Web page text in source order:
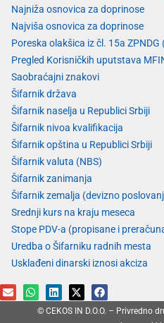
Najniža osnovica za doprinose
Najviša osnovica za doprinose
Poreska olakšica iz čl. 15a
Pregled Korisničkih uputstava
Saobraćajni znakovi
Šifarnik država
Šifarnik naselja u Republici Srbiji
Šifarnik nivoa kvalifikacija
Šifarnik opština u Republici Srbiji
Šifarnik valuta (NBS)
Šifarnik zanimanja
Šifarnik zemalja (devizno
Srednji kurs na kraju meseca
Stope PDV-a (propisane i
Uredba o Šifarniku radnih mesta
Usklađeni dinarski iznosi akciza
© CEKOS IN D.O.O. – Privredno